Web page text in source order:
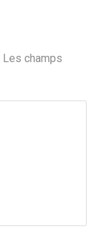
Les champs